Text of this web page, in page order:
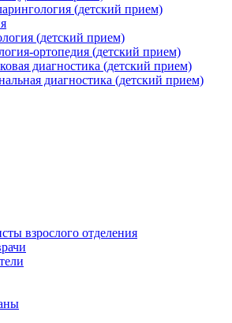
(детский прием)
(детский прием)
ортопедия (детский прием)
диагностика (детский прием)
диагностика (детский прием)
взрослого отделения